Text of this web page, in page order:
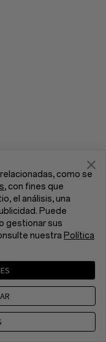
como se
, con fines que
el análisis, una
Puede
gestionar sus
nuestra Política